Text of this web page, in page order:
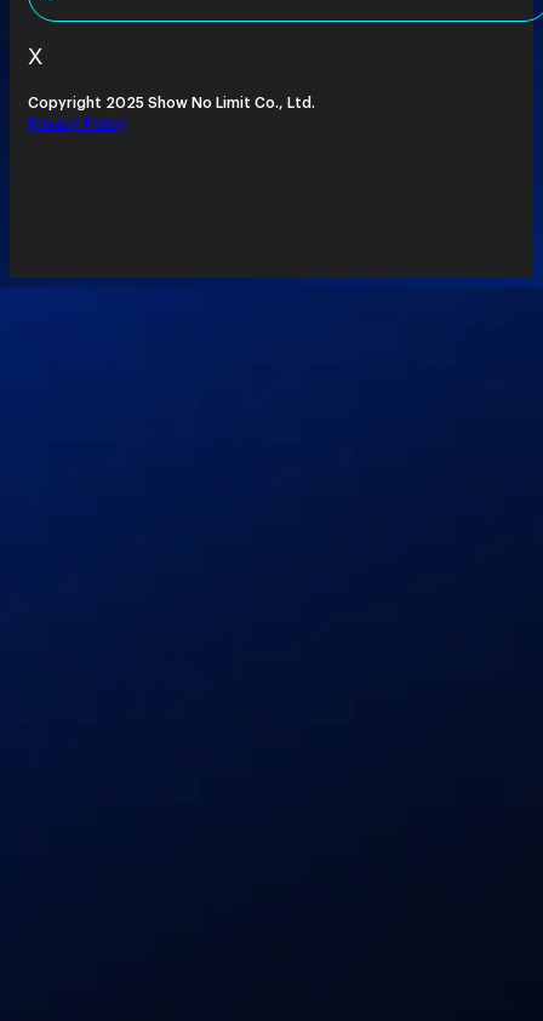
X
Copyright 2025 Show No Limit Co., Ltd.
Privacy Policy